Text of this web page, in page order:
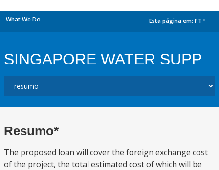
What We Do Esta página em: PT
SINGAPORE WATER SUPP
Resumo*
The proposed loan will cover the foreign exchange cost
of the project, the total estimated cost of which will be